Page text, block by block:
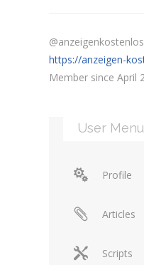
@anzeigenkostenlos
https://anzeigen-
Member since April
User Menu
Profile
Articles
Scripts